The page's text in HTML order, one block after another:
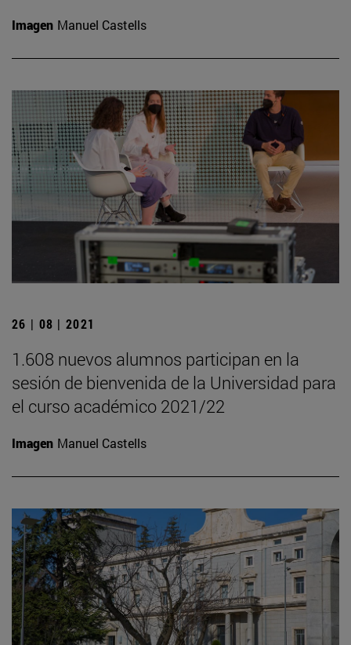
Imagen Manuel Castells
26 | 08 | 2021
1.608 nuevos alumnos participan en la
sesión de bienvenida de la Universidad para
el curso académico 2021/22
Imagen Manuel Castells